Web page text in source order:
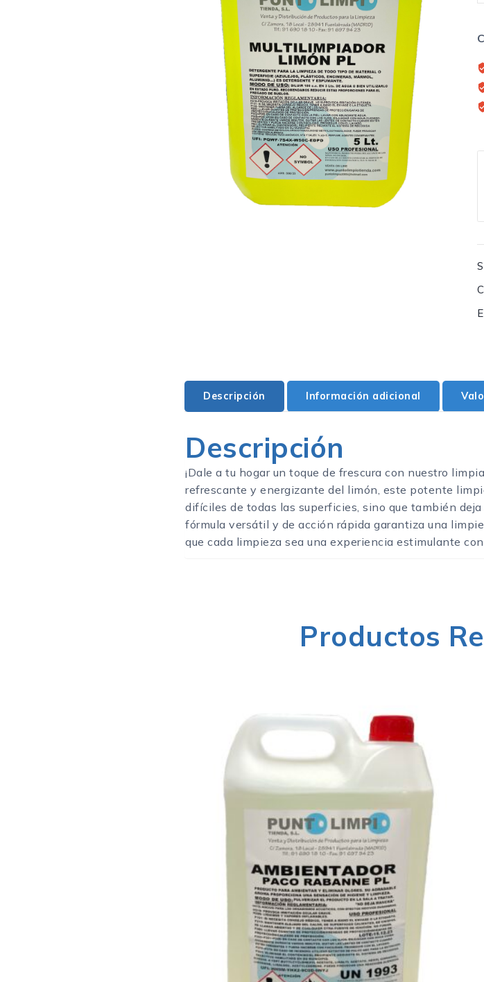
Descripción Información adicional
Descripción
¡Dale a tu hogar un toque de frescura con nuestro
refrescante y energizante del limón, este potente
difíciles de todas las superficies, sino que también
fórmula versátil y de acción rápida garantiza una
que cada limpieza sea una experiencia estimulante
Productos